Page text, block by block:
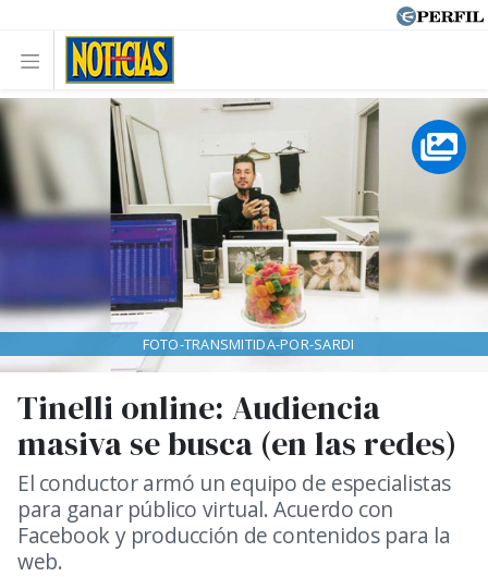
Tinelli online: Audiencia
masiva se busca (en las redes)
El conductor armó un equipo de especialistas
para ganar público virtual. Acuerdo con
Facebook y producción de contenidos para la
web.
FOTO-TRANSMITIDA-POR-SARDI